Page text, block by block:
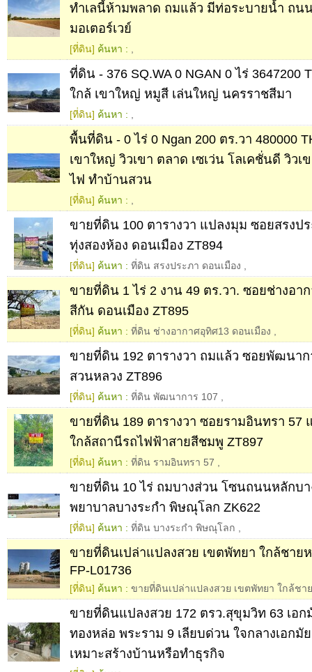
ทำเลนี้ห้ามพลาด ถมแล้ว มีท่อระบายน้ำ ถน
มอเตอร์เวย์
[ที่ดิน] ค้นหา :
ที่ดิน - 376 SQ.WA 0 NGAN 0 ไร่ 3647200
ใกล้ เขาใหญ่ หมูสี เล่นใหญ่ นครราชสีมา
[ที่ดิน] ค้นหา :
พื้นที่ดิน - 0 ไร่ 0 Ngan 200 ตร.วา 480000
เขาใหญ่ วิวเขา ตลาด เซเว่น โลเคชั่นดี วิวเ
ไฟ ทำบ้านสวน
[ที่ดิน] ค้นหา :
ขายที่ดิน 100 ตารางวา แปลงมุม ซอยสรงป
ทุ่งสองห้อง ดอนเมือง ZT894
[ที่ดิน] ค้นหา : ที่ดิน สรงประภา ดอนเมือง
ขายที่ดิน 1 ไร่ 2 งาน 49 ตร.วา. ซอยช่างอา
สีกัน ดอนเมือง ZT895
[ที่ดิน] ค้นหา : ที่ดิน ช่างอากาศอุทิศ13 ดอนเมือง
ขายที่ดิน 192 ตารางวา ถมแล้ว ซอยพัฒนาก
สวนหลวง ZT896
[ที่ดิน] ค้นหา : ที่ดิน พัฒนาการ 107
ขายที่ดิน 189 ตารางวา ซอยรามอินทรา 57
ใกล้สถานีรถไฟฟ้าสายสีชมพู ZT897
[ที่ดิน] ค้นหา : ที่ดิน รามอินทรา 57
ขายที่ดิน 10 ไร่ ถมบางส่วน โซนถนนหลักบา
พยาบาลบางระกำ พิษณุโลก ZK622
[ที่ดิน] ค้นหา : ที่ดิน บางระกำ พิษณุโลก
ขายที่ดินเปล่าแปลงสวย เขตพัทยา ใกล้ชาย
FP-L01736
[ที่ดิน] ค้นหา : ขายที่ดินเปล่าแปลงสวย เขตพัทยา ใกล้ชา
ขายที่ดินแปลงสวย 172 ตรว.สุขุมวิท 63 เอก
ทองหล่อ พระราม 9 เลียบด่วน ใจกลางเอกมั
เหมาะสร้างบ้านหรือทำธุรกิจ